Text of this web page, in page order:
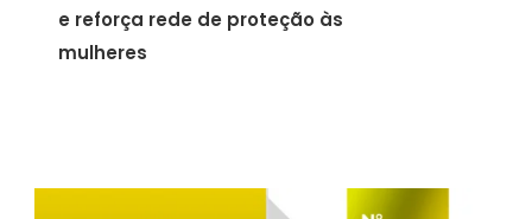
e reforça rede de proteção às
mulheres